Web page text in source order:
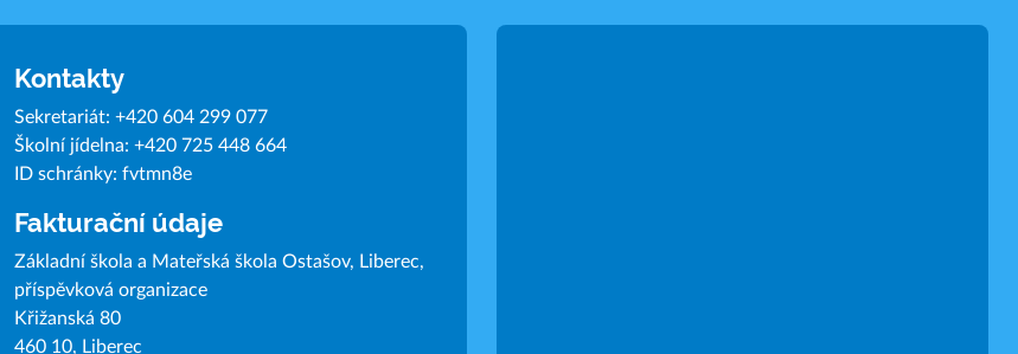
Kontakty
Sekretariát: +420 604 299 077
Školní jídelna: +420 725 448 664
ID schránky: fvtmn8e
Fakturační údaje
Základní škola a Mateřská škola Ostašov, Liberec,
příspěvková organizace
Křižanská 80
460 10, Liberec